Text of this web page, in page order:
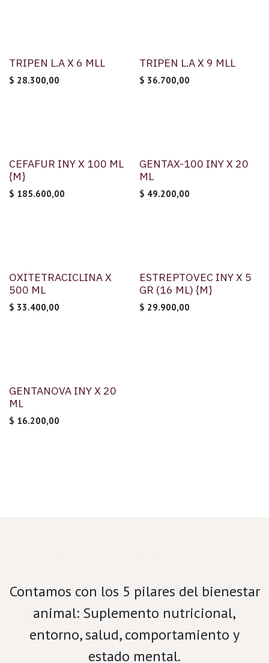
TRIPEN L.A X 6 MLL
$ 28.300,00
TRIPEN L.A X 9 MLL
$ 36.700,00
CEFAFUR INY X 100 ML
{M}
$ 185.600,00
GENTAX-100 INY X 20
ML
$ 49.200,00
OXITETRACICLINA X
500 ML
$ 33.400,00
ESTREPTOVEC INY X 5
GR (16 ML) {M}
$ 29.900,00
GENTANOVA INY X 20
ML
$ 16.200,00
Contamos con los 5 pilares del bienestar
animal: Suplemento nutricional,
entorno, salud, comportamiento y
estado mental.